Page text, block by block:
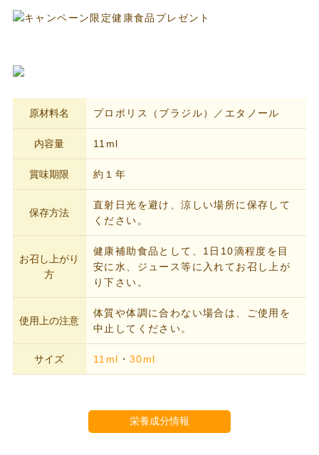
原材料名 プロポリス（ブラジル）／エタノール
内容量 11ml
賞味期限 約１年
保存方法
直射日光を避け、涼しい場所に保存して
ください。
お召し上がり
方
健康補助食品として、1日10滴程度を目
安に水、ジュース等に入れてお召し上が
り下さい。
使用上の注意
体質や体調に合わない場合は、ご使用を
中止してください。
サイズ 11ml ・ 30ml
栄養成分情報